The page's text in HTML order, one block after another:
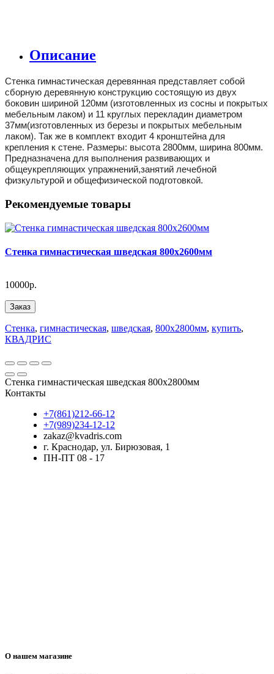
Описание
Стенка гимнастическая деревянная представляет собой
сборную деревянную конструкцию состоящую из двух
боковин шириной 120мм (изготовленных из сосны и покрытых
мебельным лаком) и 11 круглых перекладин диаметром
37мм(изготовленных из березы и покрытых мебельным
лаком). Так же в комплект входит 4 кронштейна для
крепления к стене. Размеры: высота 2800мм, ширина 800мм.
Предназначена для выполнения развивающих и
общеукрепляющих упражнений,занятий лечебной
физкультурой и общефизической подготовкой.
Рекомендуемые товары
Стенка гимнастическая шведская 800х2600мм
10000р.
Заказ
Стенка, гимнастическая, шведская, 800х2800мм, купить,
КВАДРИС
Стенка гимнастическая шведская 800х2800мм
Контакты
+7(861)212-66-12
+7(989)234-12-12
zakaz@kvadris.com
г. Краснодар, ул. Бирюзовая, 1
ПН-ПТ 08 - 17
О нашем магазине